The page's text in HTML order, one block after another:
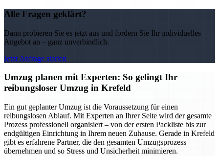
Alle Fragen geklärt?
Dann probieren Sie es jetzt aus und fordern Sie Ihr individuelles
Angebot an – ganz unverbindlich.
Jetzt Anfrage starten
Umzug planen mit Experten: So gelingt Ihr
reibungsloser Umzug in Krefeld
Ein gut geplanter Umzug ist die Voraussetzung für einen
reibungslosen Ablauf. Mit Experten an Ihrer Seite wird der gesamte
Prozess professionell organisiert – von der ersten Packliste bis zur
endgültigen Einrichtung in Ihrem neuen Zuhause. Gerade in Krefeld
gibt es erfahrene Partner, die den gesamten Umzugsprozess
übernehmen und so Stress und Unsicherheit minimieren.